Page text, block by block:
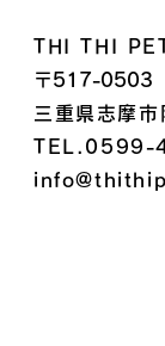
THI THI
〒517-0503
三重県志摩
TEL.0599-